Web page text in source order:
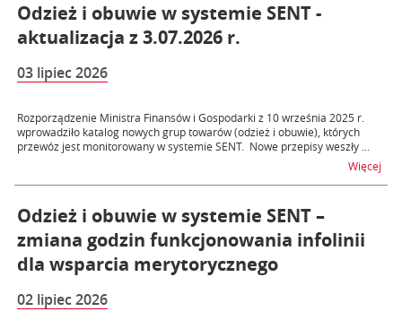
Odzież i obuwie w systemie SENT -
aktualizacja z 3.07.2026 r.
03 lipiec 2026
Rozporządzenie Ministra Finansów i Gospodarki z 10 września 2025 r.
wprowadziło katalog nowych grup towarów (odzież i obuwie), których
przewóz jest monitorowany w systemie SENT. Nowe przepisy weszły ...
Więcej
Odzież i obuwie w systemie SENT –
zmiana godzin funkcjonowania infolinii
dla wsparcia merytorycznego
02 lipiec 2026